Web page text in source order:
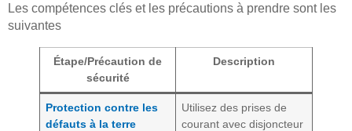
Les compétences clés et les précautions à prendre sont les
suivantes
Étape/Précaution de
sécurité
Description
Protection contre les
défauts à la terre
Utilisez des prises de
courant avec disjoncteur